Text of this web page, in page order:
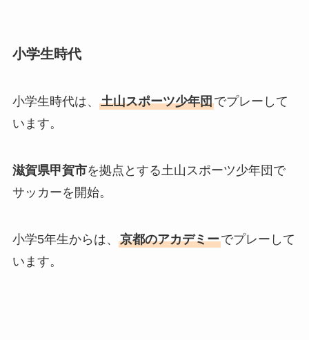
小学生時代
小学生時代は、 土山スポーツ少年団でプレーして
います。
滋賀県甲賀市を拠点とする土山スポーツ少年団で
サッカーを開始。
小学5年生からは、 京都のアカデミーでプレーして
います。